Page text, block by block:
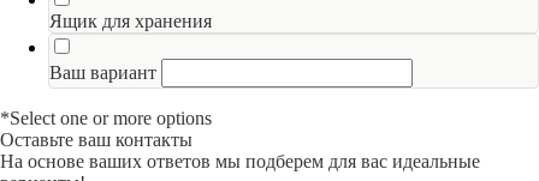
Ящик для хранения
Ваш вариант
*Select one or more options
Оставьте ваш контакты
На основе ваших ответов мы подберем для вас идеальные